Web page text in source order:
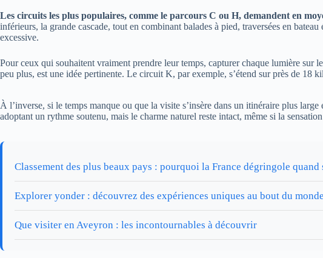
Les circuits les plus populaires, comme le parcours C ou H, demandent en
inférieurs, la grande cascade, tout en combinant balades à pied, traversées en
excessive.
Pour ceux qui souhaitent vraiment prendre leur temps, capturer chaque lumière sur
peu plus, est une idée pertinente. Le circuit K, par exemple, s’étend sur près de 18
À l’inverse, si le temps manque ou que la visite s’insère dans un itinéraire plus
adoptant un rythme soutenu, mais le charme naturel reste intact, même si la
Classement des plus beaux pays : pourquoi la France dégringole
Explorer yonder : découvrez des expériences uniques au bout du monde
Que visiter en Aveyron : les incontournables à découvrir